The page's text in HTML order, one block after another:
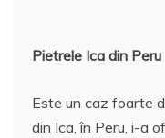
Pietrele Ica din Peru
Este un caz foarte
din Ica, în Peru, i-a